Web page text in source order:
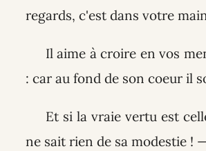
regards, c'est dans votre
Il aime à croire en vos
: car au fond de son coeur il
Et si la vraie vertu est
ne sait rien de sa modestie !